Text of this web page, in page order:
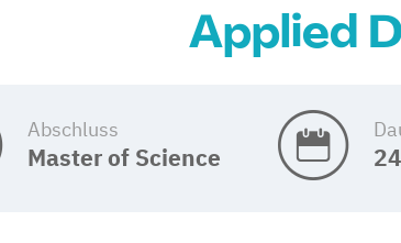
Applied
Abschluss
Master of Science